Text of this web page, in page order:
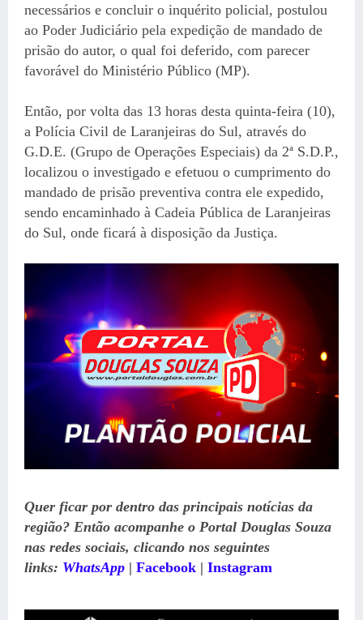
necessários e concluir o inquérito policial, postulou
ao Poder Judiciário pela expedição de mandado de
prisão do autor, o qual foi deferido, com parecer
favorável do Ministério Público (MP).
Então, por volta das 13 horas desta quinta-feira (10),
a Polícia Civil de Laranjeiras do Sul, através do
G.D.E. (Grupo de Operações Especiais) da 2ª S.D.P.,
localizou o investigado e efetuou o cumprimento do
mandado de prisão preventiva contra ele expedido,
sendo encaminhado à Cadeia Pública de Laranjeiras
do Sul, onde ficará à disposição da Justiça.
Quer ficar por dentro das principais notícias da
região? Então acompanhe o Portal Douglas Souza
nas redes sociais, clicando nos seguintes
links: WhatsApp | Facebook | Instagram